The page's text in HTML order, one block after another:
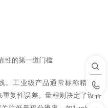
的第一道门槛
工业级产品通常标称精度在
复性误差。量程则决定了设备